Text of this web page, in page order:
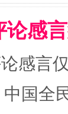
论感
感言
国全